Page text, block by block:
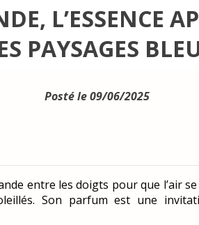
L’ESSENCE
PAYSAGES
Posté le 09/06/2025
entre les doigts pour que l’air
Son parfum est une